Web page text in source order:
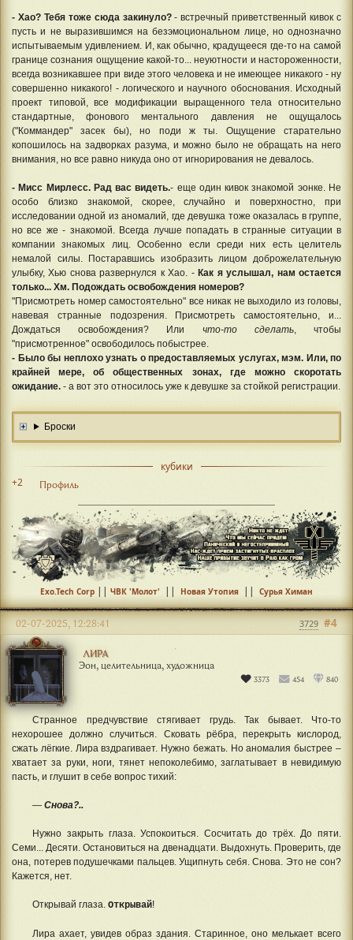
- Хао? Тебя тоже сюда закинуло?- встречный приветственный кивок с
пусть и не выразившимся на безэмоциональном лице, но однозначно
испытываемым удивлением. И, как обычно, крадущееся где-то на самой
границе сознания ощущение какой-то... неуютности и настороженности,
всегда возникавшее при виде этого человека и не имеющее никакого - ну
совершенно никакого! - логического и научного обоснования. Исходный
проект типовой, все модификации выращенного тела относительно
стандартные, фонового ментального давления не ощущалось
("Коммандер" засек бы), но поди ж ты. Ощущение старательно
копошилось на задворках разума, и можно было не обращать на него
внимания, но все равно никуда оно от игнорирования не девалось.
- Мисс Мирлесс. Рад вас видеть.- еще один кивок знакомой эонке. Не
особо близко знакомой, скорее, случайно и поверхностно, при
исследовании одной из аномалий, где девушка тоже оказалась в группе,
но все же - знакомой. Всегда лучше попадать в странные ситуации в
компании знакомых лиц. Особенно если среди них есть целитель
немалой силы. Постаравшись изобразить лицом доброжелательную
улыбку, Хью снова развернулся к Хао. - Как я услышал, нам остается
только... Хм. Подождать освобождения номеров?
"Присмотреть номер самостоятельно" все никак не выходило из головы,
навевая странные подозрения. Присмотреть самостоятельно, и...
Дождаться освобождения? Или что-то сделать, чтобы
"присмотренное" освободилось побыстрее.
- Было бы неплохо узнать о предоставляемых услугах, мэм. Или, по
крайней мере, об общественных зонах, где можно скоротать
ожидание. - а вот это относилось уже к девушке за стойкой регистрации.
Броски
кубики
+2
Профиль
Exo.Tech Corp || ЧВК 'Молот' || Новая Утопия || Сурья Химан
ЛИРА
Эон, целительница, художница
3373 454 840
#4
02-07-2025, 12:28:41 3729
Странное предчувствие стягивает грудь. Так бывает. Что-то
нехорошее должно случиться. Сковать рёбра, перекрыть кислород,
сжать лёгкие. Лира вздрагивает. Нужно бежать. Но аномалия быстрее –
хватает за руки, ноги, тянет непоколебимо, заглатывает в невидимую
пасть, и глушит в себе вопрос тихий:
—Снова?..
Нужно закрыть глаза. Успокоиться. Сосчитать до трёх. До пяти.
Семи... Десяти. Остановиться на двенадцати. Выдохнуть. Проверить, где
она, потерев подушечками пальцев. Ущипнуть себя. Снова. Это не сон?
Кажется, нет.
Открывай глаза.Открывай!
Лира ахает, увидев образ здания. Старинное, оно мелькает всего